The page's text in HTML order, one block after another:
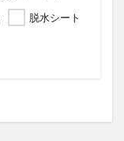
脱水シート